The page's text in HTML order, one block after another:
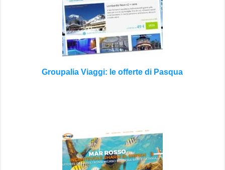
Groupalia Viaggi: le offerte di Pasqua